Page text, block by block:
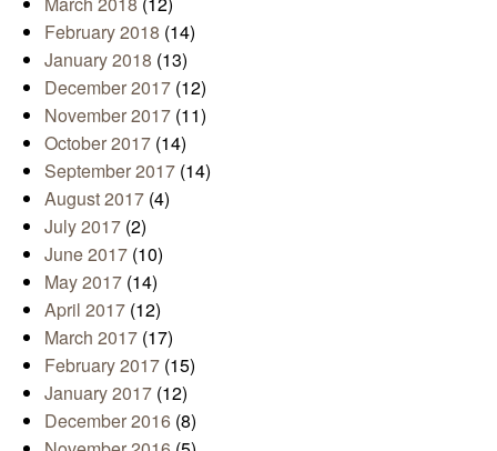
February 2018 (14)
January 2018 (13)
December 2017 (12)
November 2017 (11)
October 2017 (14)
September 2017 (14)
August 2017 (4)
July 2017 (2)
June 2017 (10)
May 2017 (14)
April 2017 (12)
March 2017 (17)
February 2017 (15)
January 2017 (12)
December 2016 (8)